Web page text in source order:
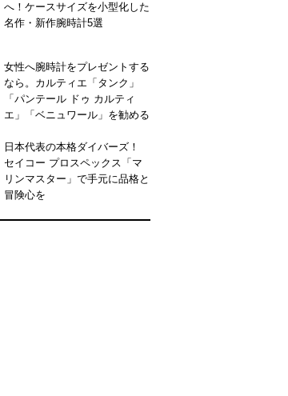
へ！ケースサイズを小型化した
名作・新作腕時計5選
女性へ腕時計をプレゼントする
なら。カルティエ「タンク」
「パンテール ドゥ カルティ
エ」「ベニュワール」を勧める
日本代表の本格ダイバーズ！
セイコー プロスペックス「マ
リンマスター」で手元に品格と
冒険心を